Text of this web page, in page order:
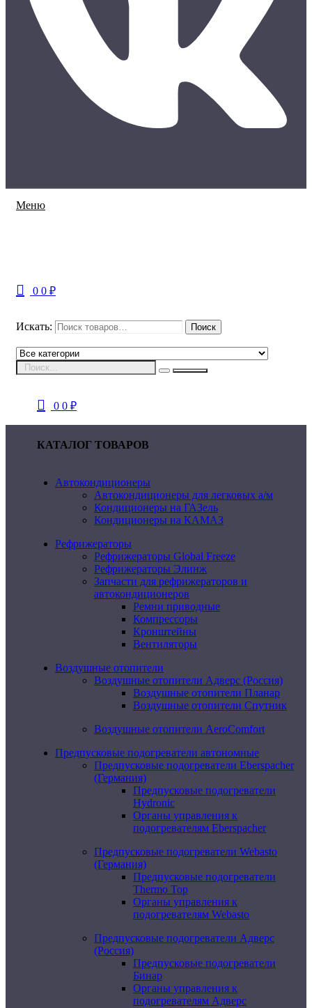
Меню
0 0 ₽
Искать: Поиск
0 0 ₽
КАТАЛОГ ТОВАРОВ
Автокондиционеры
Автокондиционеры для легковых а/м
Кондиционеры на ГАЗель
Кондиционеры на КАМАЗ
Рефрижераторы
Рефрижераторы Global Freeze
Рефрижераторы Элинж
Запчасти для рефрижераторов и
автокондиционеров
Ремни приводные
Компрессоры
Кронштейны
Вентиляторы
Воздушные отопители
Воздушные отопители Адверс (Россия)
Воздушные отопители Планар
Воздушные отопители Спутник
Воздушные отопители AeroComfort
Предпусковые подогреватели автономные
Предпусковые подогреватели Eberspacher
(Германия)
Предпусковые подогреватели
Hydronic
Органы управления к
подогревателям Eberspacher
Предпусковые подогреватели Webasto
(Германия)
Предпусковые подогреватели
Thermo Top
Органы управления к
подогревателям Webasto
Предпусковые подогреватели Адверс
(Россия)
Предпусковые подогреватели
Бинар
Органы управления к
подогревателям Адверс